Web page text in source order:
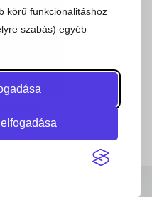
körű funkcionalitáshoz
szabás) egyéb